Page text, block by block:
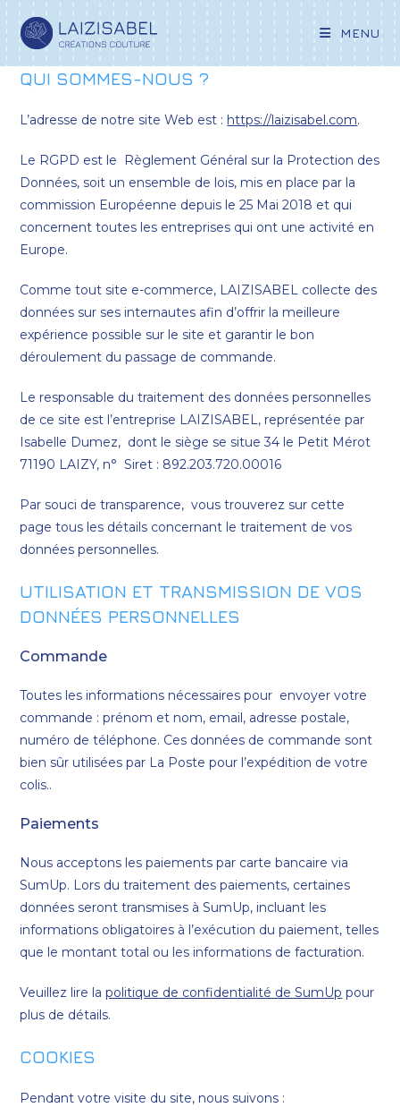
MENU
QUI SOMMES-NOUS ?
L’adresse de notre site Web est : https://laizisabel.com.
Le RGPD est le Règlement Général sur la Protection des
Données, soit un ensemble de lois, mis en place par la
commission Européenne depuis le 25 Mai 2018 et qui
concernent toutes les entreprises qui ont une activité en
Europe.
Comme tout site e-commerce, LAIZISABEL collecte des
données sur ses internautes afin d’offrir la meilleure
expérience possible sur le site et garantir le bon
déroulement du passage de commande.
Le responsable du traitement des données personnelles
de ce site est l’entreprise LAIZISABEL, représentée par
Isabelle Dumez, dont le siège se situe 34 le Petit Mérot
71190 LAIZY, n° Siret : 892.203.720.00016
Par souci de transparence, vous trouverez sur cette
page tous les détails concernant le traitement de vos
données personnelles.
UTILISATION ET TRANSMISSION DE VOS
DONNÉES PERSONNELLES
Commande
Toutes les informations nécessaires pour envoyer votre
commande : prénom et nom, email, adresse postale,
numéro de téléphone. Ces données de commande sont
bien sûr utilisées par La Poste pour l’expédition de votre
colis..
Paiements
Nous acceptons les paiements par carte bancaire via
SumUp. Lors du traitement des paiements, certaines
données seront transmises à SumUp, incluant les
informations obligatoires à l’exécution du paiement, telles
que le montant total ou les informations de facturation.
Veuillez lire lapolitique de confidentialité de SumUp pour
plus de détails.
COOKIES
Pendant votre visite du site, nous suivons :